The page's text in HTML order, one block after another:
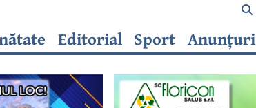
Editorial Sport Anunțuri